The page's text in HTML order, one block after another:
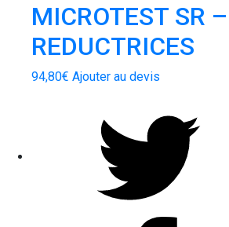
MICROTEST SR
REDUCTRICES
94,80€ Ajouter au devis